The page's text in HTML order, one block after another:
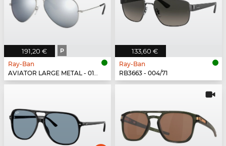
191,20 € P
Ray-Ban
AVIATOR LARGE METAL - 019/W3
133,60 €
Ray-Ban
RB3663 - 004/71